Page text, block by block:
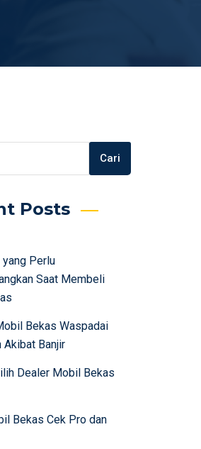
Cari
Posts
Perlu
Saat Membeli
Bekas Waspadai
Akibat Banjir
Dealer Mobil Bekas
Bekas Cek Pro dan